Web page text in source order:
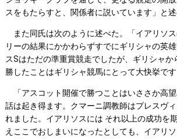
スをもたらすと、関係者に説いています」と述
また同氏は次のように述べた。「イアリソ
リーの結果にかかわらずすでにギリシャの英
スSはただの準重賞競走でしたが、ギリシャ
勝したことはギリシャ競馬にとって大快挙です
「アスコット開催で勝つことはいささか高
話は起き得ます。クマーニ調教師はプレスヴ
れました。イアリソスには それ以上の成功を
えここでおしまいになったとしても、イアリ